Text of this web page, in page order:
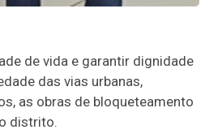
de vida e garantir dignidade
das vias urbanas,
as obras de bloqueteamento
distrito.